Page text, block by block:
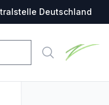
Deutschland
Suche